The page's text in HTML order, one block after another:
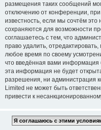
размещения таких сообщений
отключению от конференции,
известность, если мы сочтём
сохраняются для возможности
соглашаетесь с тем, что
право удалить,
любое время по своему
что введённая вами информация
эта информация не будет
разрешения, ни администрация
Limited не может быть
привести к